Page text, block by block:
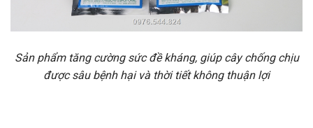
Sản phẩm tăng cường sức đề kháng, giúp cây chống chịu
được sâu bệnh hại và thời tiết không thuận lợi